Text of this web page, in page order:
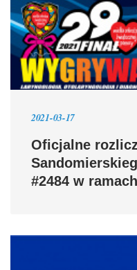
2021-03-17
Oficjalne
#2484 w